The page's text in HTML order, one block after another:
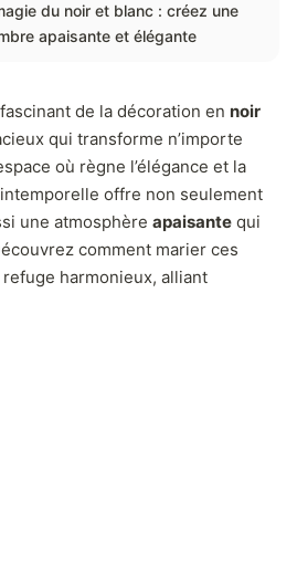
du noir et blanc : créez une
apaisante et élégante
de la décoration en noir
qui transforme n’importe
où règne l’élégance et la
offre non seulement
une atmosphère apaisante qui
comment marier ces
harmonieux, alliant